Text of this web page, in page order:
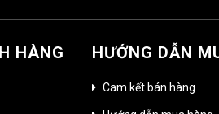
HÀNG HƯỚNG DẪN
Cam kết bán hàng